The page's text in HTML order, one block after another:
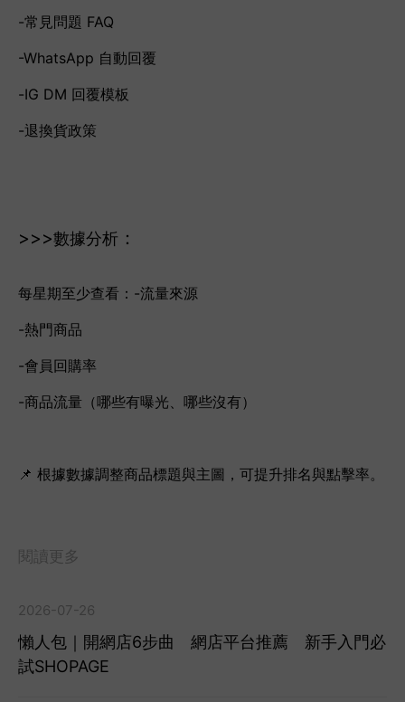
-常見問題 FAQ
-WhatsApp 自動回覆
-IG DM 回覆模板
-退換貨政策
>>>數據分析 ：
每星期至少查看：-流量來源
-熱門商品
-會員回購率
-商品流量（哪些有曝光、哪些沒有）
📌 根據數據調整商品標題與主圖，可提升排名與點擊率。
閱讀更多
2026-07-26
懶人包｜開網店6步曲 網店平台推薦 新手入門必
試SHOPAGE